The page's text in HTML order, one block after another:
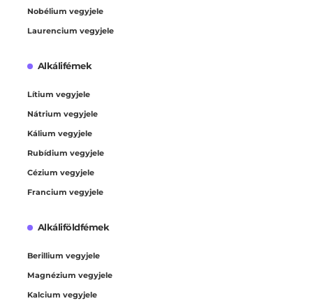
Nobélium vegyjele
Laurencium vegyjele
Alkálifémek
Lítium vegyjele
Nátrium vegyjele
Kálium vegyjele
Rubídium vegyjele
Cézium vegyjele
Francium vegyjele
Alkáliföldfémek
Berillium vegyjele
Magnézium vegyjele
Kalcium vegyjele